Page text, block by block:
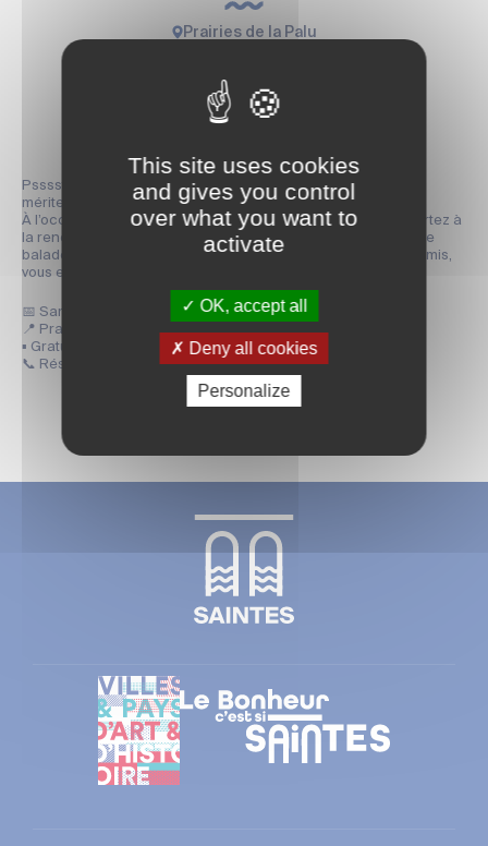
Prairies de la Palu
Partager la page
Psssst… elles sortent la nuit, elles volent en silence, et elles
méritent vraiment qu’on leur donne une chance ! 🌙
À l’occasion de la Nuit internationale de la chauve-souris, partez à
la rencontre de ces mystérieux mammifères volants lors d’une
balade crépusculaire animée par l’association Perennis. Promis,
vous en ressortez conquis !
📅 Samedi 29 août à 21h
📍 Prairies de La Palu – Rdv au parking du Boulodrome
▪ Gratuit
📞 Réservation au 05 46 93 23 47
This site uses cookies
and gives you control
over what you want to
activate
OK, accept all
Deny all cookies
Personalize